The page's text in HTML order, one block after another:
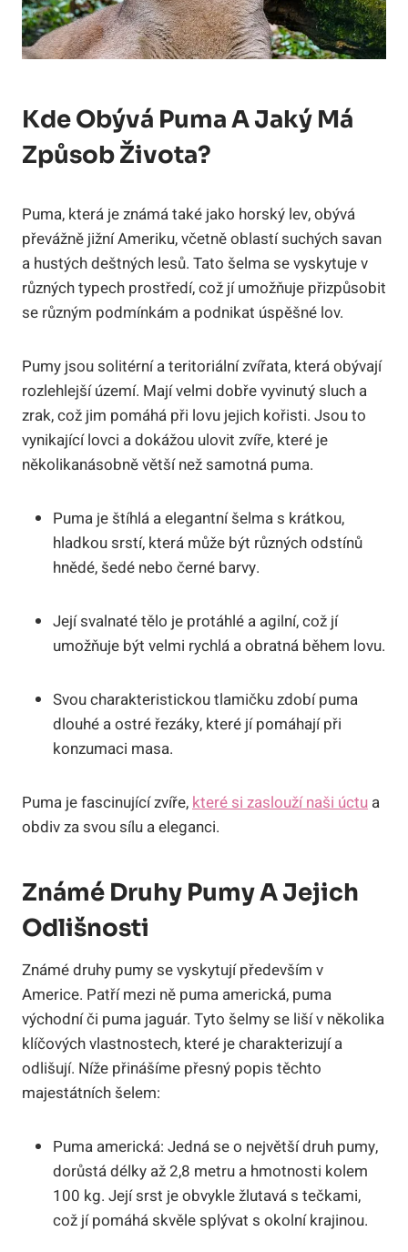
Kde Obývá Puma A Jaký Má
Způsob Života?
Puma, která je známá také jako horský lev, obývá
převážně jižní Ameriku, včetně oblastí suchých savan
a hustých deštných lesů. Tato šelma se vyskytuje v
různých typech prostředí, což jí umožňuje přizpůsobit
se různým podmínkám a podnikat úspěšné lov.
Pumy jsou solitérní a teritoriální zvířata, která obývají
rozlehlejší území. Mají velmi dobře vyvinutý sluch a
zrak, což jim pomáhá při lovu jejich kořisti. Jsou to
vynikající lovci a dokážou ulovit zvíře, které je
několikanásobně větší než samotná puma.
Puma je štíhlá a elegantní šelma s krátkou,
hladkou srstí, která může být různých odstínů
hnědé, šedé nebo černé barvy.
Její svalnaté tělo je protáhlé a agilní, což jí
umožňuje být velmi rychlá a obratná během lovu.
Svou charakteristickou tlamičku zdobí puma
dlouhé a ostré řezáky, které jí pomáhají při
konzumaci masa.
Puma je fascinující zvíře, které si zaslouží naši úctu a
obdiv za svou sílu a eleganci.
Známé Druhy Pumy A Jejich
Odlišnosti
Známé druhy pumy se vyskytují především v
Americe. Patří mezi ně puma americká, puma
východní či puma jaguár. Tyto šelmy se liší v několika
klíčových vlastnostech, které je charakterizují a
odlišují. Níže přinášíme přesný popis těchto
majestátních šelem:
Puma americká: Jedná se o největší druh pumy,
dorůstá délky až 2,8 metru a hmotnosti kolem
100 kg. Její srst je obvykle žlutavá s tečkami,
což jí pomáhá skvěle splývat s okolní krajinou.